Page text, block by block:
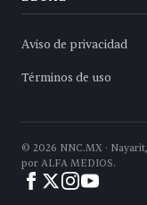
Aviso de privacidad
Términos de uso
© 2026 NNC.MX ·
por ALFA MEDIOS.